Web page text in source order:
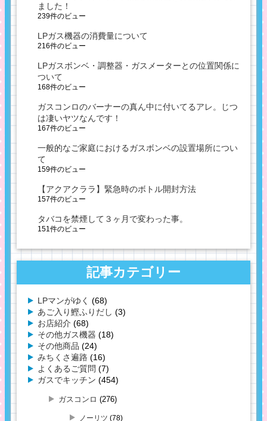
ました！
239件のビュー
LPガス機器の消費量について
216件のビュー
LPガスボンベ・調整器・ガスメーターとの位置関係に
ついて
168件のビュー
ガスコンロのバーナーの真ん中に付いてるアレ。じつ
は凄いヤツなんです！
167件のビュー
一般的なご家庭におけるガスボンベの設置場所につい
て
159件のビュー
【アクアクララ】緊急時のボトル開封方法
157件のビュー
タバコを禁煙して３ヶ月で変わった事。
151件のビュー
記事カテゴリー
LPマンがゆく (68)
あご入り鰹ふりだし (3)
お店紹介 (68)
その他ガス機器 (18)
その他商品 (24)
みちくさ遍路 (16)
よくあるご質問 (7)
ガスでキッチン (454)
ガスコンロ (276)
ノーリツ (78)